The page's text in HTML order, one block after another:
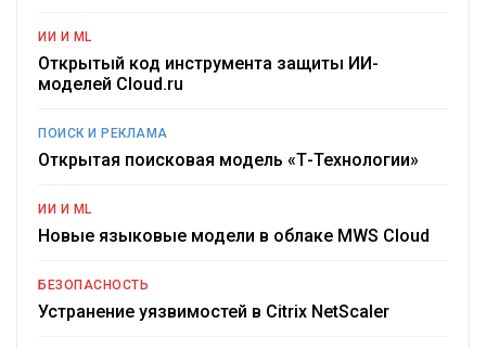
ИИ И ML
Открытый код инструмента защиты ИИ-
моделей Cloud.ru
ПОИСК И РЕКЛАМА
Открытая поисковая модель «Т-Технологии»
ИИ И ML
Новые языковые модели в облаке MWS Cloud
БЕЗОПАСНОСТЬ
Устранение уязвимостей в Citrix NetScaler